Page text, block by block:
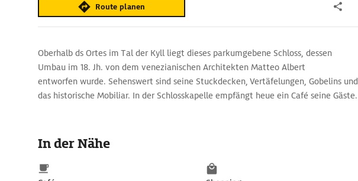
Route planen
Oberhalb ds Ortes im Tal der Kyll liegt dieses parkumgebene Schloss, dessen
Umbau im 18. Jh. von dem venezianischen Architekten Matteo Albert
entworfen wurde. Sehenswert sind seine Stuckdecken, Vertäfelungen, Gobelins und
das historische Mobiliar. In der Schlosskapelle empfängt heue ein Café seine Gäste.
In der Nähe